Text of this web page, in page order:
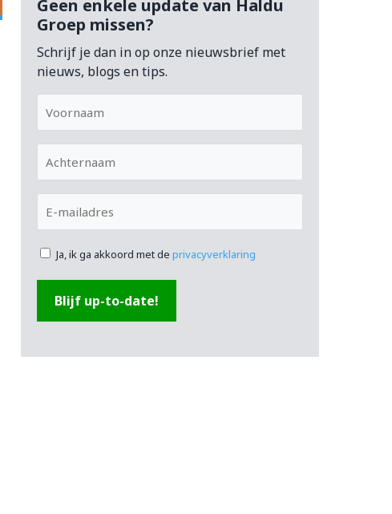
Geen enkele update van Haldu
Groep missen?
Schrijf je dan in op onze nieuwsbrief met
nieuws, blogs en tips.
Voornaam
Achternaam
E-
mailadres
Ja, ik ga akkoord met de privacyverklaring